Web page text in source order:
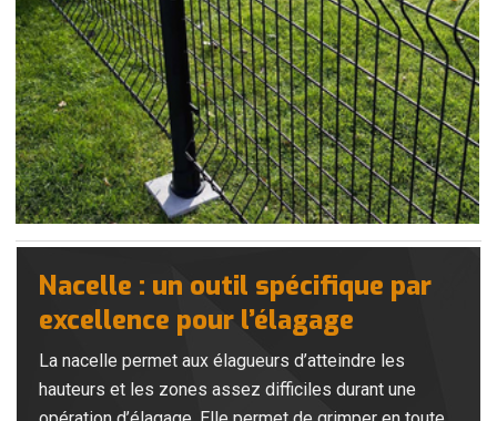
Nacelle : un outil spécifique par
excellence pour l’élagage
La nacelle permet aux élagueurs d’atteindre les
hauteurs et les zones assez difficiles durant une